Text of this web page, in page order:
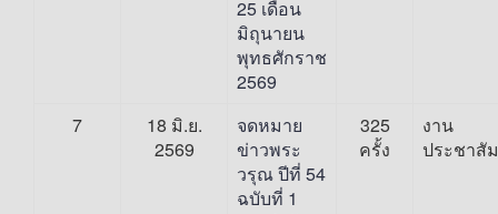
25 เดือน
มิถุนายน
พุทธศักราช
2569
7
18 มิ.ย.
2569
จดหมาย
ข่าวพระ
วรุณ ปีที่ 54
ฉบับที่ 1
325
ครั้ง
งาน
ประชาสั